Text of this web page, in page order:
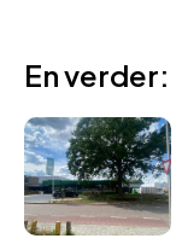
En verder: